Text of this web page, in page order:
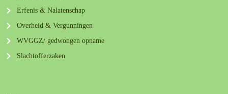
Erfenis & Nalatenschap
Overheid & Vergunningen
WVGGZ/ gedwongen opname
Slachtofferzaken